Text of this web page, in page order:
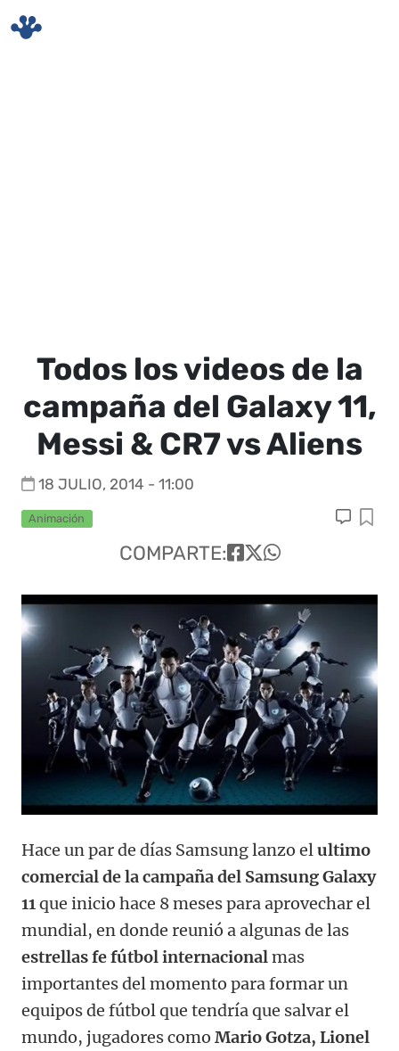
Todos los videos de la
campaña del Galaxy 11,
Messi & CR7 vs Aliens
18 JULIO, 2014 - 11:00
Animación
COMPARTE:
Hace un par de días Samsung lanzo elultimo
comercial de la campaña del Samsung Galaxy
11que inicio hace 8 meses para aprovechar el
mundial, en donde reunió a algunas de las
estrellas fe fútbol internacionalmas
importantes del momento para formar un
equipos de fútbol que tendría que salvar el
mundo, jugadores como Mario Gotza, Lionel